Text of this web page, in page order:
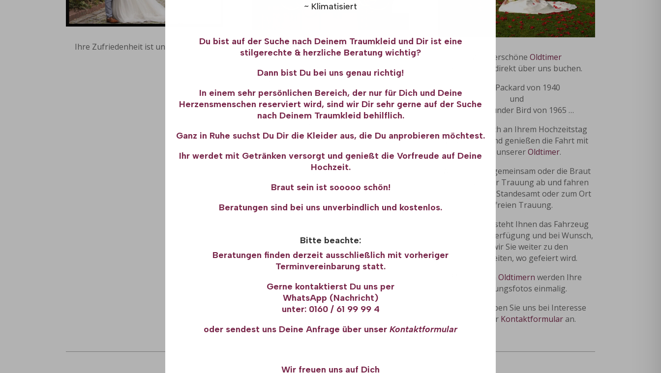
Ihre Zufriedenheit ist unsere Priorität
Buchen Sie unsere romantischen Räume
Unsere exclusiven Räumlichkeiten
können Sie für Ihre freie Trauung
und für besondere Erinnerungsfotos
buchen.
Ankleide-Service.
Gerne sprechen Sie uns diesbezüglich an.
Tel.: 02431/ 9 444 111
Wunderschöne Oldtimer
können Sie direkt über uns buchen.
Einen Packard von 1940
und
einen Thunder Bird von 1965 …
Lassen Sie sich an Ihrem Hochzeitstag
verwöhnen und genießen die Fahrt mit
einem unsererOldtimer.
Wir holen Sie gemeinsam oder die Braut
alleine, vor der Trauung ab und fahren
Sie zur Kirche, Standesamt oder zum Ort
der freien Trauung.
Im Anschluss steht Ihnen das Fahrzeug
für Fotos zur Verfügung und bei Wunsch,
fahren wir Sie weiter zu den
Räumlichkeiten, wo gefeiert wird.
Mit unserenOldtimern werden Ihre
Erinnerungsfotos einmalig.
Gerne schreiben Sie uns bei Interesse
über unser Kontaktformularan.
~ Klimatisiert
Du bist auf der Suche nach Deinem Traumkleid und Dir ist eine
stilgerechte & herzliche Beratung wichtig?
Dann bist Du bei uns genau richtig!
In einem sehr persönlichen Bereich, der nur für Dich und Deine
Herzensmenschen reserviert wird, sind wir Dir sehr gerne auf der Suche
nach Deinem Traumkleid behilflich.
Ganz in Ruhe suchst Du Dir die Kleider aus, die Du anprobieren möchtest.
Ihr werdet mit Getränken versorgt und genießt die Vorfreude auf Deine
Hochzeit.
Braut sein ist sooooo schön!
Beratungen sind bei uns unverbindlich und kostenlos.
Bitte beachte:
Beratungen finden derzeit ausschließlich mit vorheriger
Terminvereinbarung statt.
Gerne kontaktierst Du uns per
WhatsApp (Nachricht)
unter: 0160 / 61 99 99 4
oder sendest uns Deine Anfrage über unser Kontaktformular
Wir freuen uns auf Dich